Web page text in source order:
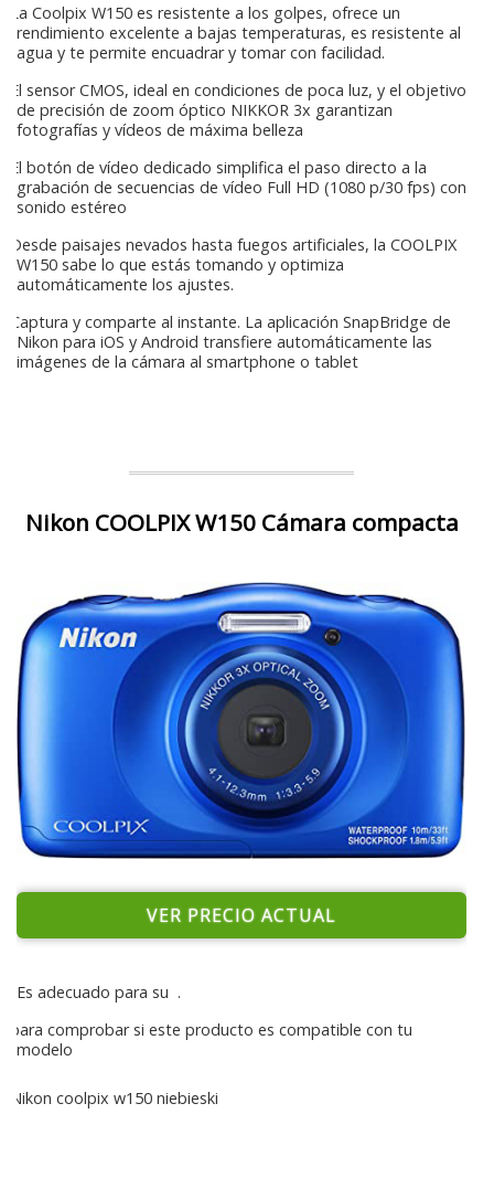
La Coolpix W150 es resistente a los golpes, ofrece un
rendimiento excelente a bajas temperaturas, es resistente al
agua y te permite encuadrar y tomar con facilidad.
El sensor CMOS, ideal en condiciones de poca luz, y el objetivo
de precisión de zoom óptico NIKKOR 3x garantizan
fotografías y vídeos de máxima belleza
El botón de vídeo dedicado simplifica el paso directo a la
grabación de secuencias de vídeo Full HD (1080 p/30 fps) con
sonido estéreo
Desde paisajes nevados hasta fuegos artificiales, la COOLPIX
W150 sabe lo que estás tomando y optimiza
automáticamente los ajustes.
Captura y comparte al instante. La aplicación SnapBridge de
Nikon para iOS y Android transfiere automáticamente las
imágenes de la cámara al smartphone o tablet
Nikon COOLPIX W150 Cámara compacta
VER PRECIO ACTUAL
Es adecuado para su .
para comprobar si este producto es compatible con tu
modelo
Nikon coolpix w150 niebieski